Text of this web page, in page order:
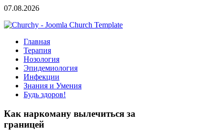
07.08.2026
Главная
Терапия
Нозология
Эпидемиология
Инфекции
Знания и Умения
Будь здоров!
Как наркоману вылечиться за
границей